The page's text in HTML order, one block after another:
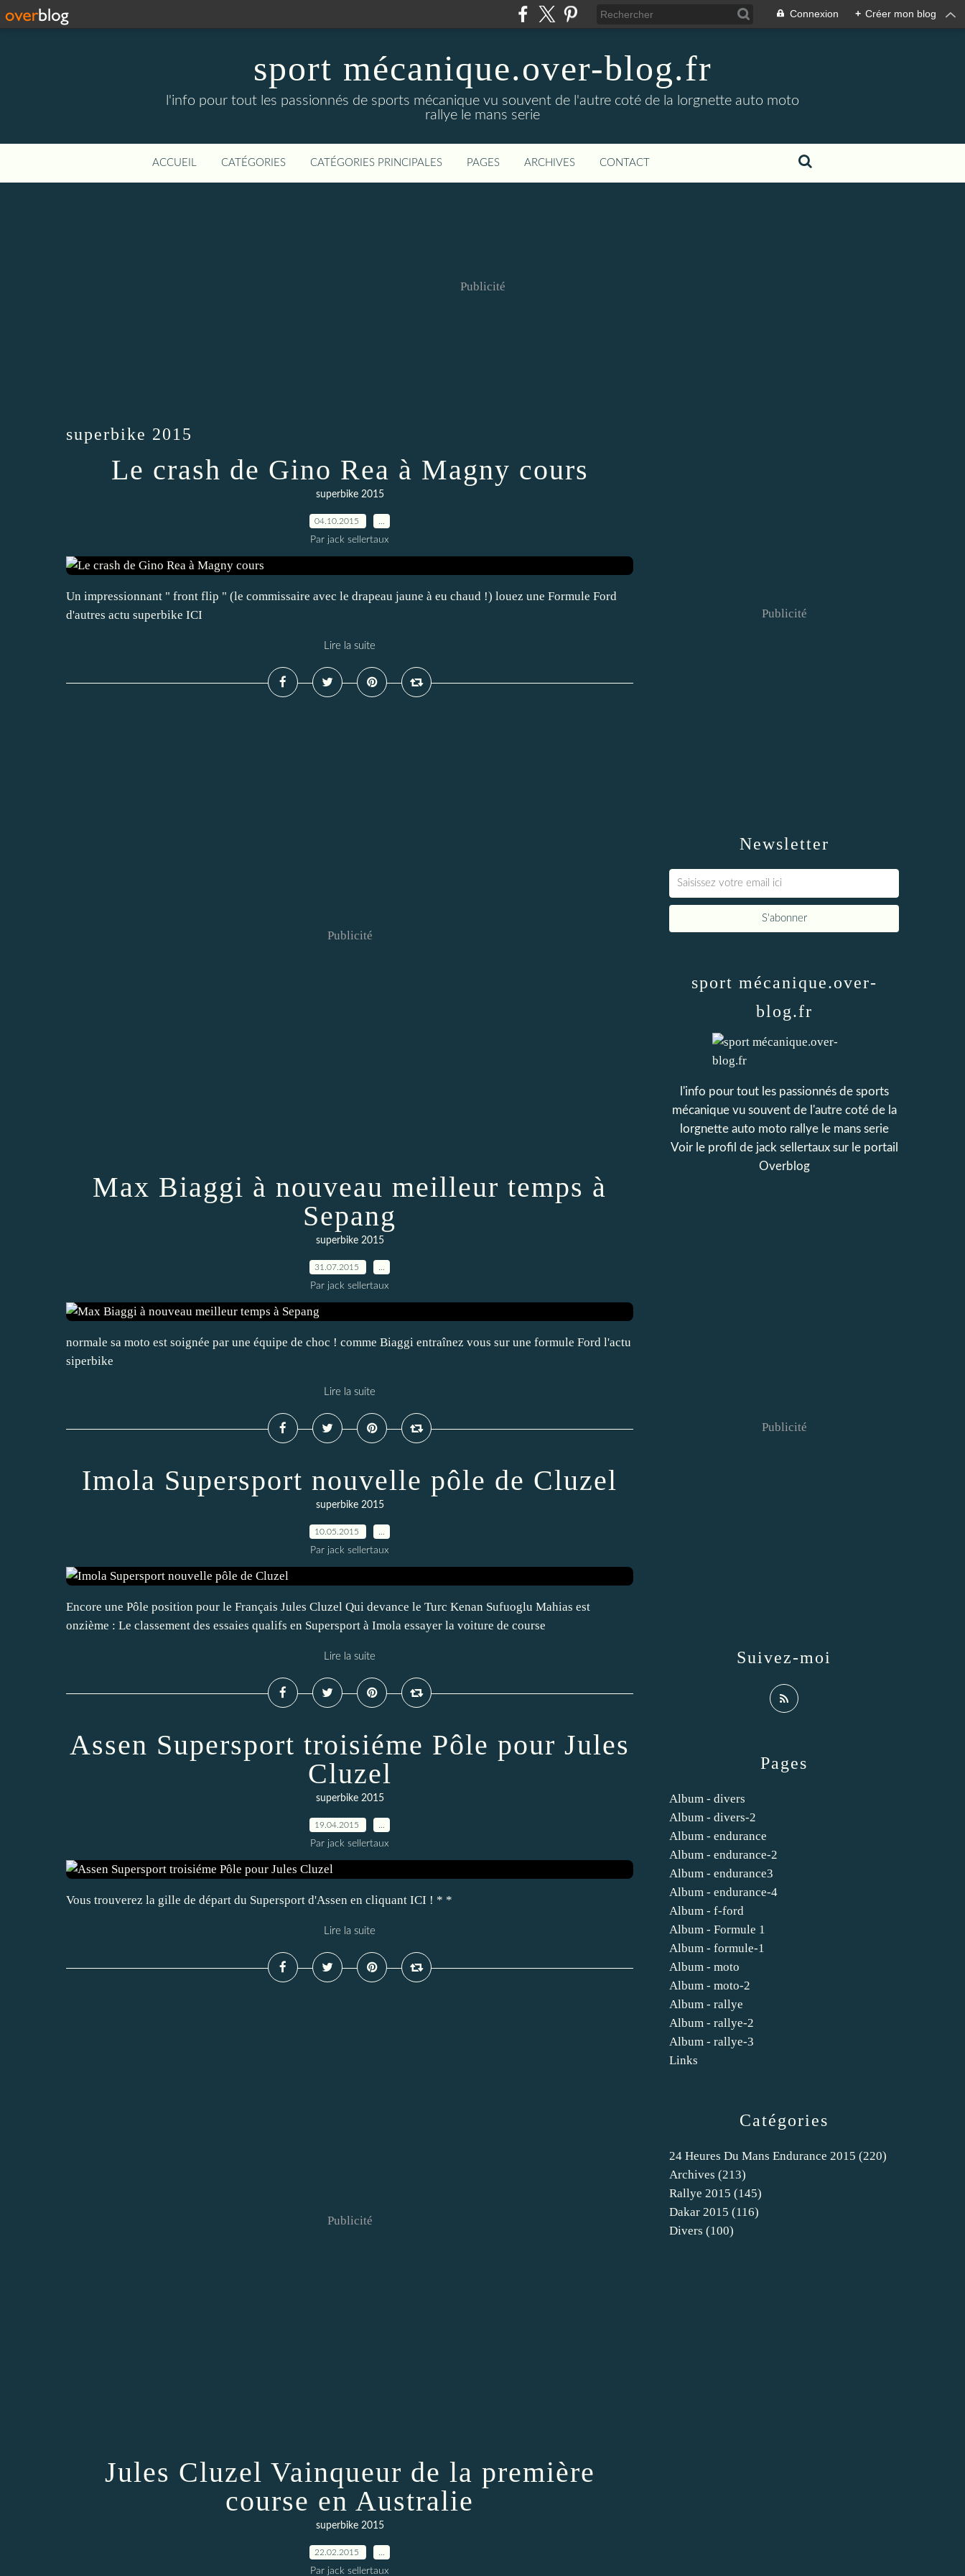
Connexion + Créer mon blog
sport mécanique.over-blog.fr
l'info pour tout les passionnés de sports mécanique vu souvent de l'autre coté de la lorgnette auto moto
rallye le mans serie
ACCUEIL CATÉGORIES CATÉGORIES PRINCIPALES PAGES ARCHIVES CONTACT
Publicité
superbike 2015
Le crash de Gino Rea à Magny cours
superbike 2015
04.10.2015
Par jack sellertaux
Un impressionnant " front flip " (le commissaire avec le drapeau jaune à eu chaud !) louez une Formule Ford
d'autres actu superbike ICI
Lire la suite
Publicité
Max Biaggi à nouveau meilleur temps à
Sepang
superbike 2015
31.07.2015
Par jack sellertaux
normale sa moto est soignée par une équipe de choc ! comme Biaggi entraînez vous sur une formule Ford l'actu
siperbike
Lire la suite
Imola Supersport nouvelle pôle de Cluzel
superbike 2015
10.05.2015
Par jack sellertaux
Encore une Pôle position pour le Français Jules Cluzel Qui devance le Turc Kenan Sufuoglu Mahias est
onzième : Le classement des essaies qualifs en Supersport à Imola essayer la voiture de course
Lire la suite
Assen Supersport troisiéme Pôle pour Jules
Cluzel
superbike 2015
19.04.2015
Par jack sellertaux
Vous trouverez la gille de départ du Supersport d'Assen en cliquant ICI ! * *
Lire la suite
Publicité
Jules Cluzel Vainqueur de la première
course en Australie
superbike 2015
22.02.2015
Par jack sellertaux
Newsletter
Publicité
Catégories
24 Heures Du Mans Endurance 2015 (220)
Archives (213)
Rallye 2015 (145)
Dakar 2015 (116)
Divers (100)
Pages
Album - divers
Album - divers-2
Album - endurance
Album - endurance-2
Album - endurance3
Album - endurance-4
Album - f-ford
Album - Formule 1
Album - formule-1
Album - moto
Album - moto-2
Album - rallye
Album - rallye-2
Album - rallye-3
Links
sport mécanique.over-
blog.fr
l'info pour tout les passionnés de sports
mécanique vu souvent de l'autre coté de la
lorgnette auto moto rallye le mans serie
Voir le profil de jack sellertauxsur le portail
Overblog
Suivez-moi
Publicité